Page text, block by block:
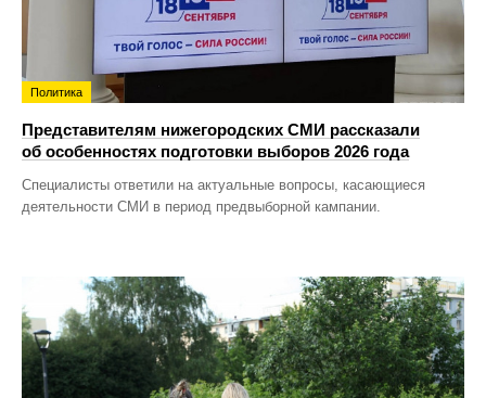
Политика
Представителям нижегородских СМИ рассказали
об особенностях подготовки выборов 2026 года
Специалисты ответили на актуальные вопросы, касающиеся
деятельности СМИ в период предвыборной кампании.